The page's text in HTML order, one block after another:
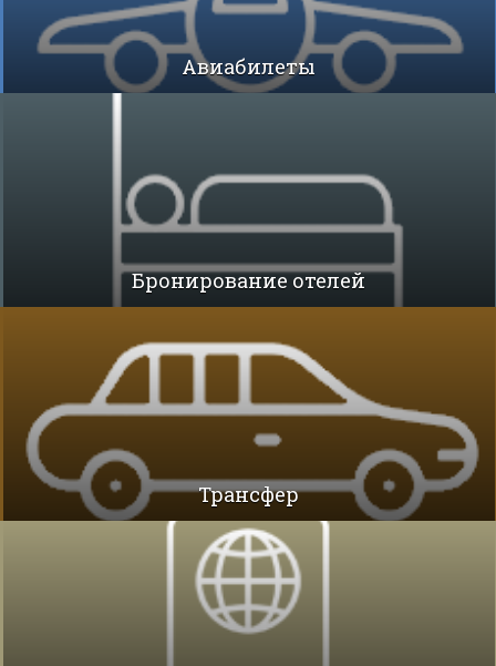
Авиабилеты
Бронирование отелей
Трансфер